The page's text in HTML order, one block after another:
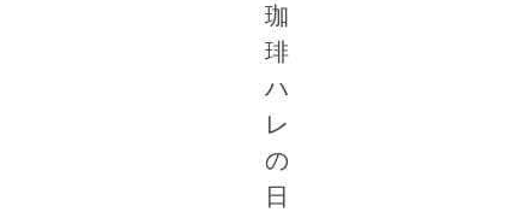
珈
琲
ハ
レ
の
日